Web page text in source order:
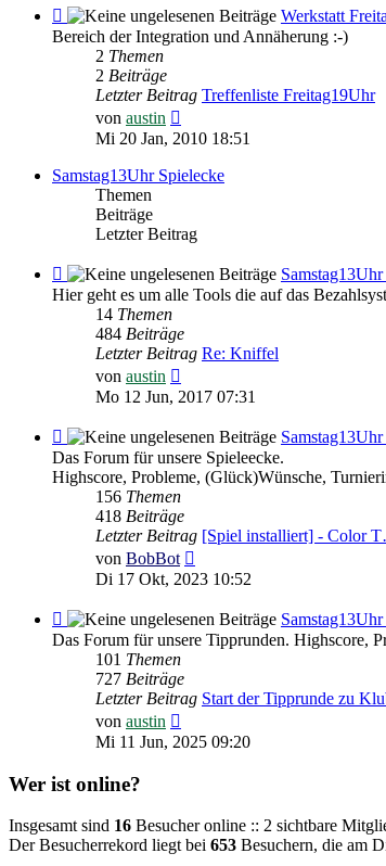
Feed
-
Werkstatt
Freitag
19Uhr
Werkstatt
Bereich der Integration und Annäherung :-)
2 Themen
2 Beiträge
Letzter Beitrag Treffenliste Freitag19Uhr
von austin
Beitrag
Mi 20 Jan, 2010 18:51
Samstag13Uhr Spielecke
Themen
Beiträge
Letzter Beitrag
Feed
-
Samstag13Uhr
Bezahlsystem
Hier geht es um alle Tools die auf das
14 Themen
484 Beiträge
Letzter Beitrag Re: Kniffel
von austin
Beitrag
Mo 12 Jun, 2017 07:31
Feed
-
Samstag13Uhr
Spielhalle
Das Forum für unsere Spieleecke.
Highscore, Probleme, (Glück)Wünsche,
156 Themen
418 Beiträge
Letzter Beitrag [Spiel installiert] - Color
von BobBot
Beitrag
Di 17 Okt, 2023 10:52
Feed
-
Samstag13Uhr
Tipprunden
Das Forum für unsere Tipprunden. Highscore,
101 Themen
727 Beiträge
Letzter Beitrag Start der Tipprunde zu
von austin
Beitrag
Mi 11 Jun, 2025 09:20
Wer ist online?
Insgesamt sind 16 Besucher online :: 2 sichtbare
Der Besucherrekord liegt bei 653 Besuchern, die am